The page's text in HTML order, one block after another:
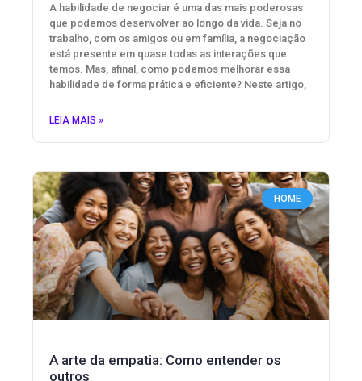
A habilidade de negociar é uma das mais poderosas
que podemos desenvolver ao longo da vida. Seja no
trabalho, com os amigos ou em família, a negociação
está presente em quase todas as interações que
temos. Mas, afinal, como podemos melhorar essa
habilidade de forma prática e eficiente? Neste artigo,
LEIA MAIS »
HOME
A arte da empatia: Como entender os
outros